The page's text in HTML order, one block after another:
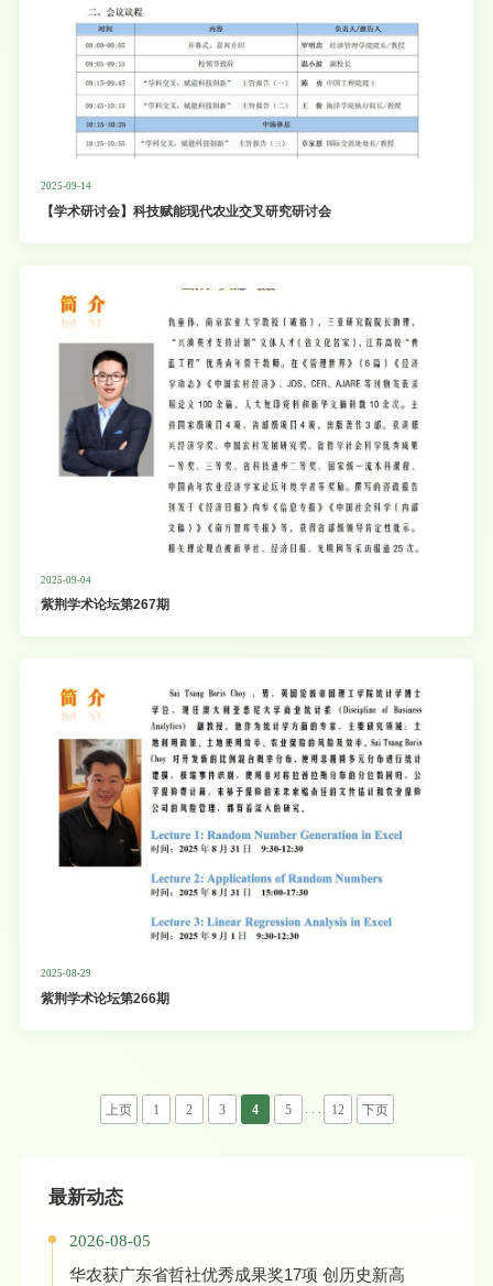
2025-09-14
【学术研讨会】科技赋能现代农业交叉研究研讨会
2025-09-04
紫荆学术论坛第267期
2025-08-29
紫荆学术论坛第266期
上页 1 2 3 4 5 . . . 12 下页
最新动态
2026-08-05
华农获广东省哲社优秀成果奖17项 创历史新高